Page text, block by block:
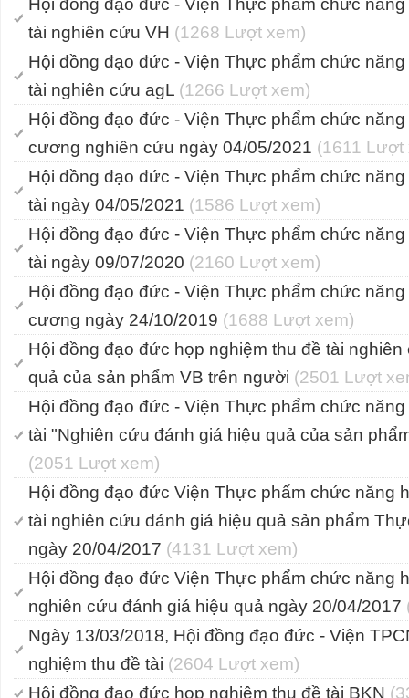
Hội đồng đạo đức - Viện Thực phẩm chức
tài nghiên cứu VH (1268 Lượt xem)
Hội đồng đạo đức - Viện Thực phẩm chức
tài nghiên cứu agL (1266 Lượt xem)
Hội đồng đạo đức - Viện Thực phẩm chức
cương nghiên cứu ngày 04/05/2021 (1611 Lượt
Hội đồng đạo đức - Viện Thực phẩm chức
tài ngày 04/05/2021 (1586 Lượt xem)
Hội đồng đạo đức - Viện Thực phẩm chức
tài ngày 09/07/2020 (2160 Lượt xem)
Hội đồng đạo đức - Viện Thực phẩm chức
cương ngày 24/10/2019 (1688 Lượt xem)
Hội đồng đạo đức họp nghiệm thu đề tài
quả của sản phẩm VB trên người (2501 Lượt
Hội đồng đạo đức - Viện Thực phẩm chức
tài "Nghiên cứu đánh giá hiệu quả của sản
(2051 Lượt xem)
Hội đồng đạo đức Viện Thực phẩm chức năng
tài nghiên cứu đánh giá hiệu quả sản phẩm
ngày 20/04/2017 (4131 Lượt xem)
Hội đồng đạo đức Viện Thực phẩm chức năng
nghiên cứu đánh giá hiệu quả ngày 20/04/2017
Ngày 13/03/2018, Hội đồng đạo đức - Viện
nghiệm thu đề tài (2604 Lượt xem)
Hội đồng đạo đức họp nghiệm thu đề tài BKN